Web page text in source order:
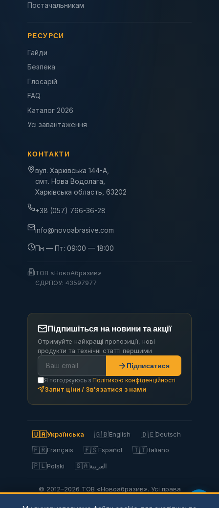
Постачальникам
РЕСУРСИ
Гайди
Безпека
Глосарій
FAQ
Каталог 2026
Усі завантаження
КОНТАКТИ
вул. Харківська 144-А,
смт. Нова Водолага,
Харківська область, 63202
+38 (057) 766-36-28
info@novoabrasive.com
Пн — Пт: 09:00 — 18:00
ТОВ «НовоАбразив»
ЄДРПОУ: 43597977
Підпишіться на новини та акції
Отримуйте найкращі пропозиції, нові
продукти та технічні статті першими
Підписатися
Я погоджуюсь з Політикою конфіденційності
Запит ціни / Зв'язатися з нами
🇺🇦Українська 🇬🇧English 🇩🇪Deutsch
🇫🇷Français 🇪🇸Español 🇮🇹Italiano
🇵🇱Polski 🇸🇦العربية
© 2012–2026 ТОВ «Новоабразив». Усі права